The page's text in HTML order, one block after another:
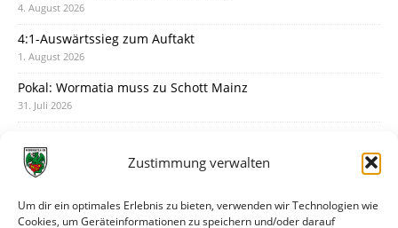
Zustimmung verwalten
Um dir ein optimales Erlebnis zu bieten, verwenden wir Technologien wie
Cookies, um Geräteinformationen zu speichern und/oder darauf
4. August 2026
4:1-Auswärtssieg zum Auftakt
1. August 2026
Pokal: Wormatia muss zu Schott Mainz
31. Juli 2026
30. Juli 2026
28. Juli 2026